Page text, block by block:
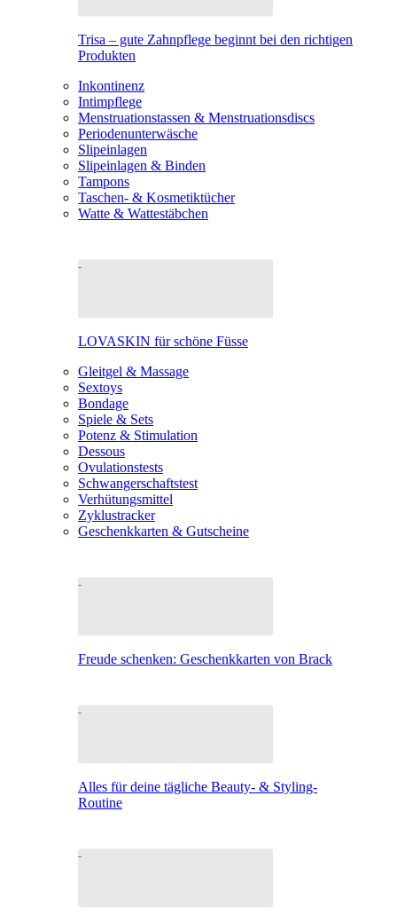
Trisa – gute Zahnpflege beginnt bei den richtigen
Produkten
Inkontinenz
Intimpflege
Menstruationstassen & Menstruationsdiscs
Periodenunterwäsche
Slipeinlagen
Slipeinlagen & Binden
Tampons
Taschen- & Kosmetiktücher
Watte & Wattestäbchen
LOVASKIN für schöne Füsse
Gleitgel & Massage
Sextoys
Bondage
Spiele & Sets
Potenz & Stimulation
Dessous
Ovulationstests
Schwangerschaftstest
Verhütungsmittel
Zyklustracker
Geschenkkarten & Gutscheine
Freude schenken: Geschenkkarten von Brack
Alles für deine tägliche Beauty- & Styling-
Routine